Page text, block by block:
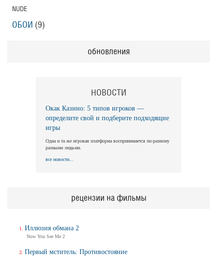
NUDE
ОБОИ (9)
обновления
НОВОСТИ
Окак Казино: 5 типов игроков —
определите свой и подберите подходящие
игры
Одна и та же игровая платформа воспринимается по-разному
разными людьми.
все новости...
рецензии на фильмы
Иллюзия обмана 2
Now You See Me 2
Первый мститель: Противостояние